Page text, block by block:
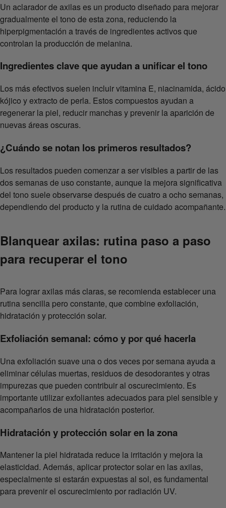
Un aclarador de axilas es un producto diseñado para mejorar
gradualmente el tono de esta zona, reduciendo la
hiperpigmentación a través de ingredientes activos que
controlan la producción de melanina.
Ingredientes clave que ayudan a unificar el tono
Los más efectivos suelen incluir vitamina E, niacinamida, ácido
kójico y extracto de perla. Estos compuestos ayudan a
regenerar la piel, reducir manchas y prevenir la aparición de
nuevas áreas oscuras.
¿Cuándo se notan los primeros resultados?
Los resultados pueden comenzar a ser visibles a partir de las
dos semanas de uso constante, aunque la mejora significativa
del tono suele observarse después de cuatro a ocho semanas,
dependiendo del producto y la rutina de cuidado acompañante.
Blanquear axilas: rutina paso a paso
para recuperar el tono
Para lograr axilas más claras, se recomienda establecer una
rutina sencilla pero constante, que combine exfoliación,
hidratación y protección solar.
Exfoliación semanal: cómo y por qué hacerla
Una exfoliación suave una o dos veces por semana ayuda a
eliminar células muertas, residuos de desodorantes y otras
impurezas que pueden contribuir al oscurecimiento. Es
importante utilizar exfoliantes adecuados para piel sensible y
acompañarlos de una hidratación posterior.
Hidratación y protección solar en la zona
Mantener la piel hidratada reduce la irritación y mejora la
elasticidad. Además, aplicar protector solar en las axilas,
especialmente si estarán expuestas al sol, es fundamental
para prevenir el oscurecimiento por radiación UV.